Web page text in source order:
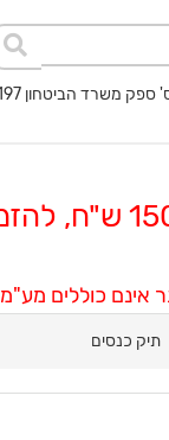
אינם כוללים מע"מ
תיק כנסים